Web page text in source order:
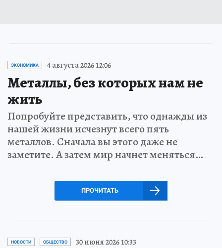
ЭКОНОМИКА 4 августа 2026 12:06
Металлы, без которых нам не
жить
Попробуйте представить, что однажды из
нашей жизни исчезнут всего пять
металлов. Сначала вы этого даже не
заметите. А затем мир начнет меняться…
ПРОЧИТАТЬ
НОВОСТИ ОБЩЕСТВО 30 июня 2026 10:33